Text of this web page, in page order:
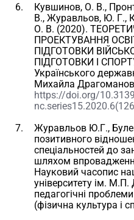
Кувшинов, О. В.,
В., Журавльов, Ю. Г.,
О. В. (2020).
ПРОЕКТУВАННЯ
ПІДГОТОВКИ
ПІДГОТОВКИ І
Українського
Михайла
https://doi.org/
Журавльов Ю.Г.,
позитивного
спеціальностей до
шляхом
Науковий часопис
університету ім.
педагогічні
(фізична культура і